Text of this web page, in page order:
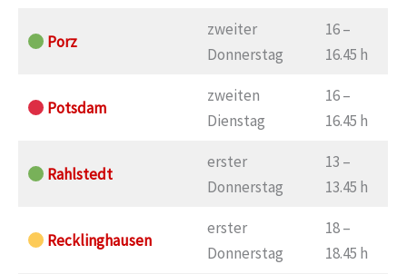
Porz
zweiter
Donnerstag
16 –
16.45 h
Potsdam
zweiten
Dienstag
16 –
16.45 h
Rahlstedt
erster
Donnerstag
13 –
13.45 h
Recklinghausen
erster
Donnerstag
18 –
18.45 h